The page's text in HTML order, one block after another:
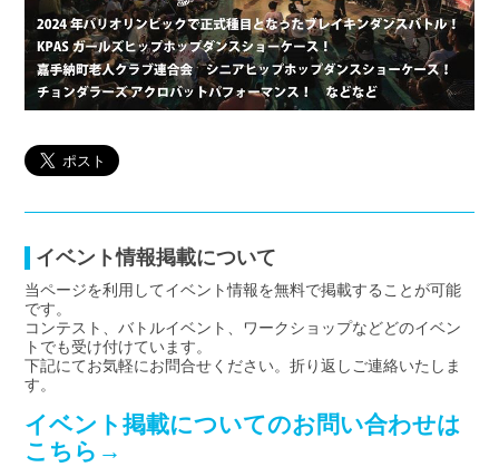
イベント情報掲載について
当ページを利用してイベント情報を無料で掲載することが可能
です。
コンテスト、バトルイベント、ワークショップなどどのイベン
トでも受け付けています。
下記にてお気軽にお問合せください。折り返しご連絡いたしま
す。
イベント掲載についてのお問い合わせは
こちら→